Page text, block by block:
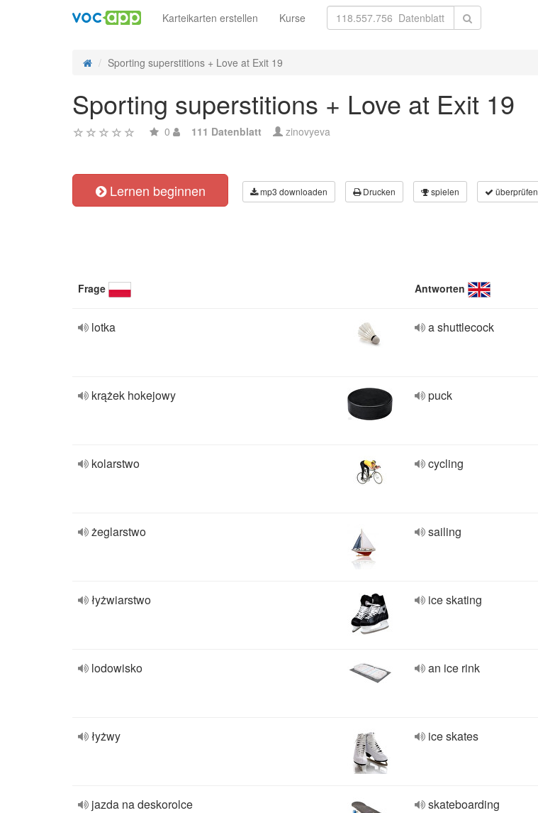
Karteikarten erstellen Kurse
Sporting superstitions + Love at Exit 19
Sporting superstitions + Love at Exit 19
0 111 Datenblatt zinovyeva
Lernen beginnen mp3 downloaden Drucken spielen überprüfen
Frage Antworten
lotka a shuttlecock
krążek hokejowy puck
kolarstwo cycling
żeglarstwo sailing
łyżwiarstwo ice skating
lodowisko an ice rink
łyżwy ice skates
jazda na deskorolce skateboarding